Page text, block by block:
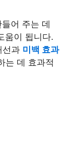
어 주는 데
움이 됩니다.
선과 미백 효과
는 데 효과적